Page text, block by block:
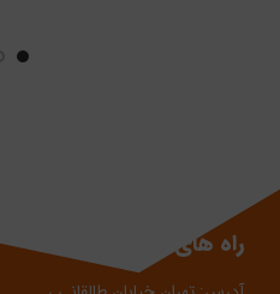
راه های ارتباطی